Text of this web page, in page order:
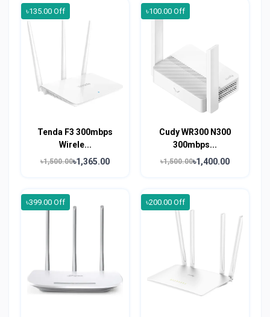
৳135.00 Off
Tenda F3 300mbps
Wirele...
৳1,500.00৳1,365.00
৳100.00 Off
Cudy WR300 N300
300mbps...
৳1,500.00৳1,400.00
৳399.00 Off ৳200.00 Off